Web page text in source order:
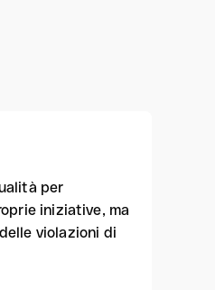
per
iniziative, ma
violazioni di